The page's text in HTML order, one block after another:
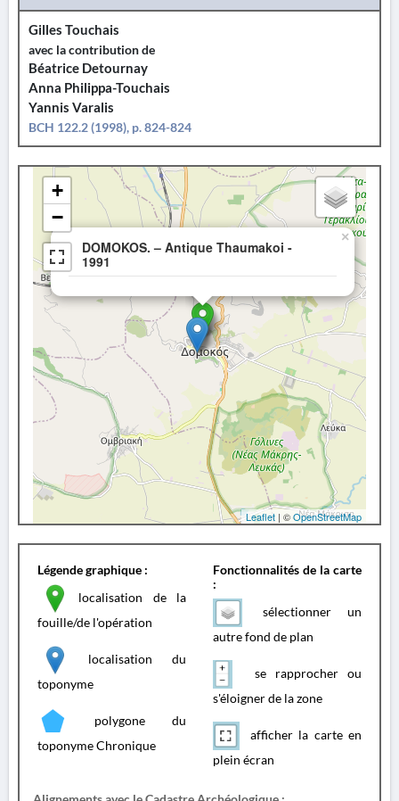
Gilles Touchais
avec la contribution de
Béatrice Detournay
Anna Philippa-Touchais
Yannis Varalis
BCH 122.2 (1998), p. 824-824
DOMOKOS. – Antique Thaumakoi -
1991
×
+
−
Leaflet | ©OpenStreetMap
Légende graphique :
localisation de la
fouille/de l'opération
localisation du
toponyme
polygone du
toponyme Chronique
Fonctionnalités de la carte
:
sélectionner un
autre fond de plan
se rapprocher ou
s'éloigner de la zone
afficher la carte en
plein écran